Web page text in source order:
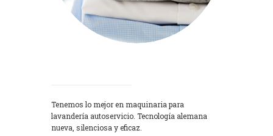
Tenemos lo mejor en maquinaria para
lavandería autoservicio. Tecnología alemana
nueva, silenciosa y eficaz.